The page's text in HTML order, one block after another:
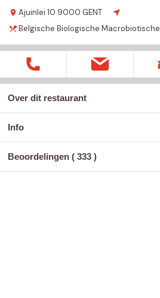
Ajuinlei 10 9000 GENT
Belgische Biologische Macrobiotische
Over dit restaurant
Info
Beoordelingen ( 333 )